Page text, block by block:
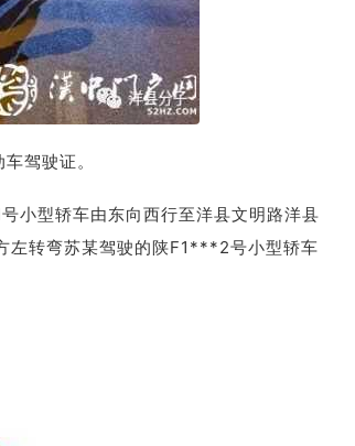
驾驶证。
型轿车由东向西行至洋县文明路洋县
左转弯苏某驾驶的陕F1***2号小型轿车